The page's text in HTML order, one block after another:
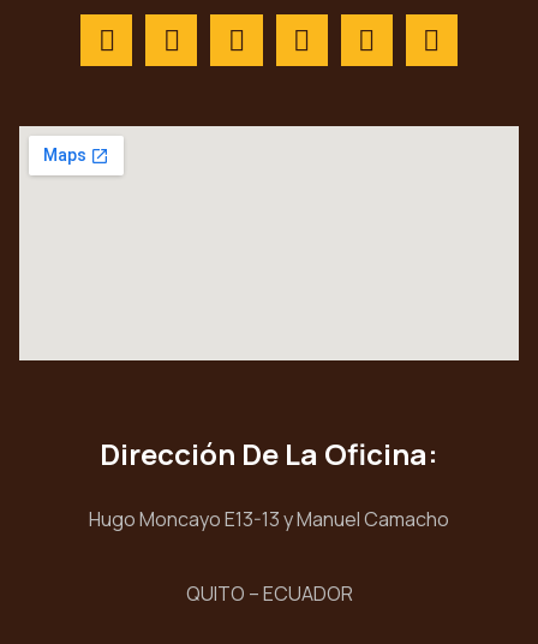
Dirección De La Oficina:
Hugo Moncayo E13-13 y Manuel Camacho
QUITO – ECUADOR